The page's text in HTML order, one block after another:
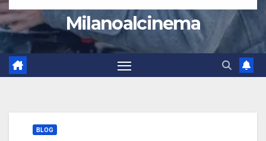
Milanoalcinema
BLOG